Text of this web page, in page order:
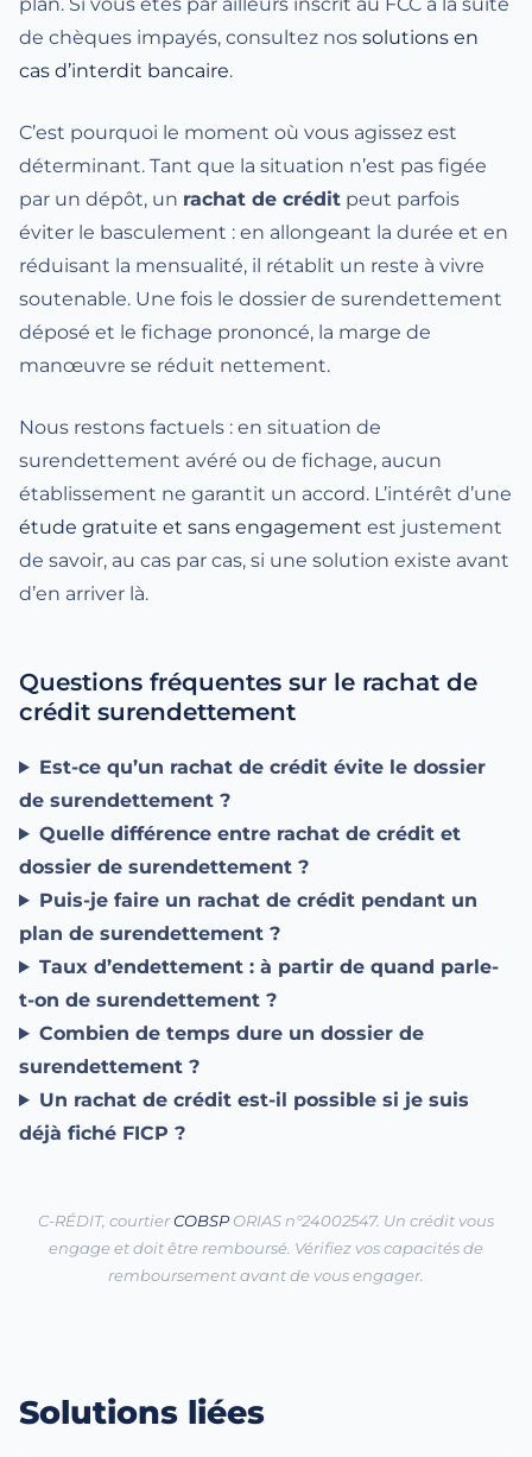
de chèques impayés, consultez nos solutions en
cas d’interdit bancaire.
C’est pourquoi le moment où vous agissez est
déterminant. Tant que la situation n’est pas figée
par un dépôt, un rachat de crédit peut parfois
éviter le basculement : en allongeant la durée et en
réduisant la mensualité, il rétablit un reste à vivre
soutenable. Une fois le dossier de surendettement
déposé et le fichage prononcé, la marge de
manœuvre se réduit nettement.
Nous restons factuels : en situation de
surendettement avéré ou de fichage, aucun
établissement ne garantit un accord. L’intérêt d’une
étude gratuite et sans engagement est justement
de savoir, au cas par cas, si une solution existe avant
d’en arriver là.
Questions fréquentes sur le rachat de
crédit surendettement
Est-ce qu’un rachat de crédit évite le dossier
de surendettement ?
Quelle différence entre rachat de crédit et
dossier de surendettement ?
Puis-je faire un rachat de crédit pendant un
plan de surendettement ?
Taux d’endettement : à partir de quand parle-
t-on de surendettement ?
Combien de temps dure un dossier de
surendettement ?
Un rachat de crédit est-il possible si je suis
déjà fiché FICP ?
C-RÉDIT, courtierCOBSP ORIAS n°24002547. Un crédit vous
engage et doit être remboursé. Vérifiez vos capacités de
remboursement avant de vous engager.
Solutions liées